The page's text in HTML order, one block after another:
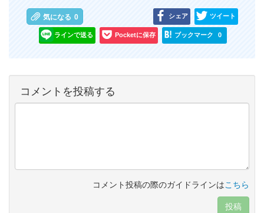
気になる 0 シェア ツイート
ラインで送る Pocketに保存 ブックマーク 0
コメントを投稿する
コメント投稿の際のガイドラインはこちら
投稿